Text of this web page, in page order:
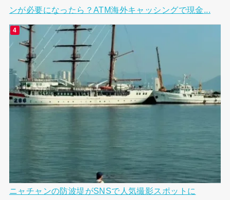
ンが必要になったら？ATM海外キャッシングで現金...
ニャチャンの防波堤がSNSで人気撮影スポットに